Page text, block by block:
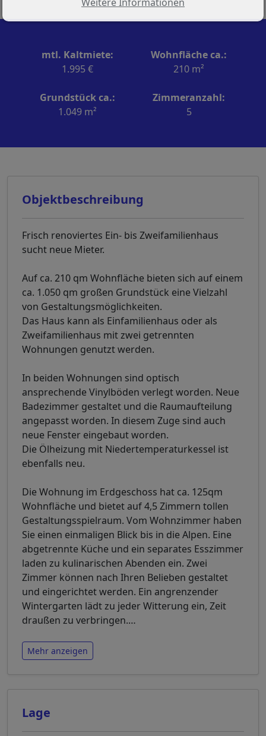
mtl. Kaltmiete:
1.995 €
Wohnfläche ca.:
210 m²
Grundstück ca.:
1.049 m²
Zimmeranzahl:
5
Objektbeschreibung
Frisch renoviertes Ein- bis Zweifamilienhaus
sucht neue Mieter.
Auf ca. 210 qm Wohnfläche bieten sich auf einem
ca. 1.050 qm großen Grundstück eine Vielzahl
von Gestaltungsmöglichkeiten.
Das Haus kann als Einfamilienhaus oder als
Zweifamilienhaus mit zwei getrennten
Wohnungen genutzt werden.
In beiden Wohnungen sind optisch
ansprechende Vinylböden verlegt worden. Neue
Badezimmer gestaltet und die Raumaufteilung
angepasst worden. In diesem Zuge sind auch
neue Fenster eingebaut worden.
Die Ölheizung mit Niedertemperaturkessel ist
ebenfalls neu.
Die Wohnung im Erdgeschoss hat ca. 125qm
Wohnfläche und bietet auf 4,5 Zimmern tollen
Gestaltungsspielraum. Vom Wohnzimmer haben
Sie einen einmaligen Blick bis in die Alpen. Eine
abgetrennte Küche und ein separates Esszimmer
laden zu kulinarischen Abenden ein. Zwei
Zimmer können nach Ihren Belieben gestaltet
und eingerichtet werden. Ein angrenzender
Wintergarten lädt zu jeder Witterung ein, Zeit
draußen zu verbringen.…
Mehr anzeigen
Lage